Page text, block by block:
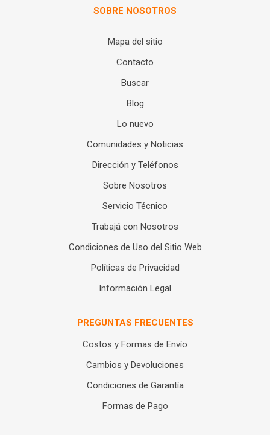
SOBRE NOSOTROS
Mapa del sitio
Contacto
Buscar
Blog
Lo nuevo
Comunidades y Noticias
Dirección y Teléfonos
Sobre Nosotros
Servicio Técnico
Trabajá con Nosotros
Condiciones de Uso del Sitio Web
Políticas de Privacidad
Información Legal
PREGUNTAS FRECUENTES
Costos y Formas de Envío
Cambios y Devoluciones
Condiciones de Garantía
Formas de Pago